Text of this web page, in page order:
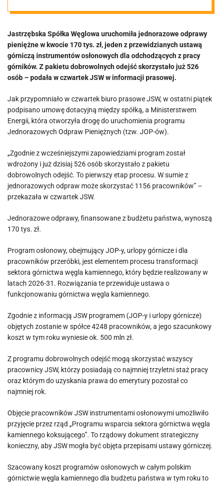
który
dobrowolnie
odejdzie.
Ruszyły
wypłaty
Jastrzębska Spółka Węglowa uruchomiła jednorazowe odprawy
pieniężne w kwocie 170 tys. zł, jeden z przewidzianych ustawą
górniczą instrumentów osłonowych dla odchodzących z pracy
górników. Z pakietu dobrowolnych odejść skorzystało już 526
osób – podała w czwartek JSW w informacji prasowej.
Jak przypomniało w czwartek biuro prasowe JSW, w ostatni piątek
podpisano umowę dotacyjną między spółką, a Ministerstwem
Energii, która otworzyła drogę do uruchomienia programu
Jednorazowych Odpraw Pieniężnych (tzw. JOP-ów).
„Zgodnie z wcześniejszymi zapowiedziami program został
wdrożony i już dzisiaj 526 osób skorzystało z pakietu
dobrowolnych odejść. To pierwszy etap procesu. W sumie z
jednorazowych odpraw może skorzystać 1156 pracowników” –
przekazała w czwartek JSW.
Jednorazowe odprawy, finansowane z budżetu państwa, wynoszą
170 tys. zł.
Program osłonowy, obejmujący JOP-y, urlopy górnicze i dla
pracowników przeróbki, jest elementem procesu transformacji
sektora górnictwa węgla kamiennego, który będzie realizowany w
latach 2026-31. Rozwiązania te przewiduje ustawa o
funkcjonowaniu górnictwa węgla kamiennego.
Zgodnie z informacją JSW programem (JOP-y i urlopy górnicze)
objętych zostanie w spółce 4248 pracowników, a jego szacunkowy
koszt w tym roku wyniesie ok. 500 mln zł.
Z programu dobrowolnych odejść mogą skorzystać wszyscy
pracownicy JSW, którzy posiadają co najmniej trzyletni staż pracy
oraz którym do uzyskania prawa do emerytury pozostał co
najmniej rok.
Objęcie pracowników JSW instrumentami osłonowymi umożliwiło
przyjęcie przez rząd „Programu wsparcia sektora górnictwa węgla
kamiennego koksującego”. To rządowy dokument strategiczny
konieczny, aby JSW mogła być objęta przepisami ustawy górniczej.
Szacowany koszt programów osłonowych w całym polskim
górnictwie węgla kamiennego dla budżetu państwa w tym roku to